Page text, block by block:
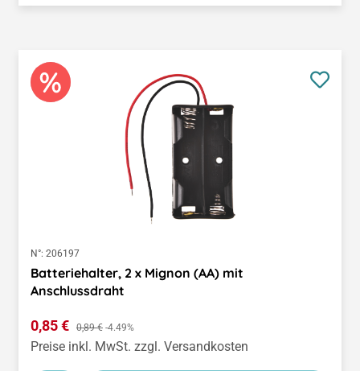
N°: 206197
Batteriehalter, 2 x Mignon (AA) mit
Anschlussdraht
Verkaufspreis:
0,85 € Regulärer Preis:
0,89 € -4.49%
Preise inkl. MwSt. zzgl. Versandkosten